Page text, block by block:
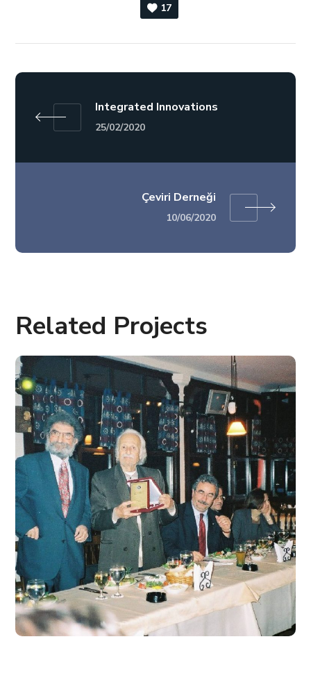
17
Integrated Innovations
25/02/2020
Çeviri Derneği
10/06/2020
Related Projects